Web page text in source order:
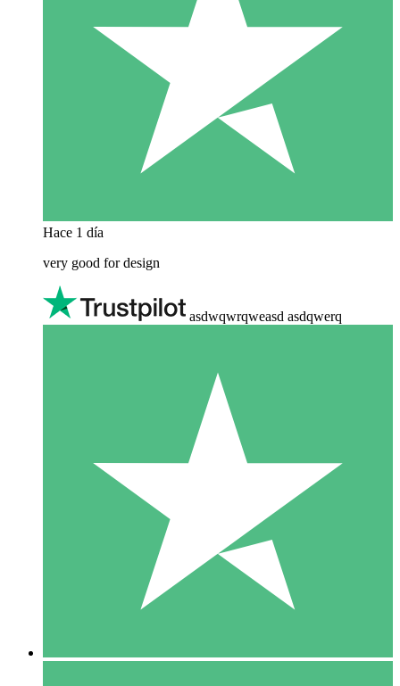
Hace 1 día
very good for design
asdwqwrqweasd asdqwerq